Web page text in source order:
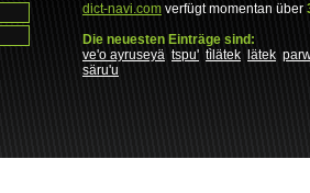
dict-navi.com verfügt momentan über
Die neuesten Einträge sind:
ve'o ayruseyä tspu' tìlätek lätek
säru'u